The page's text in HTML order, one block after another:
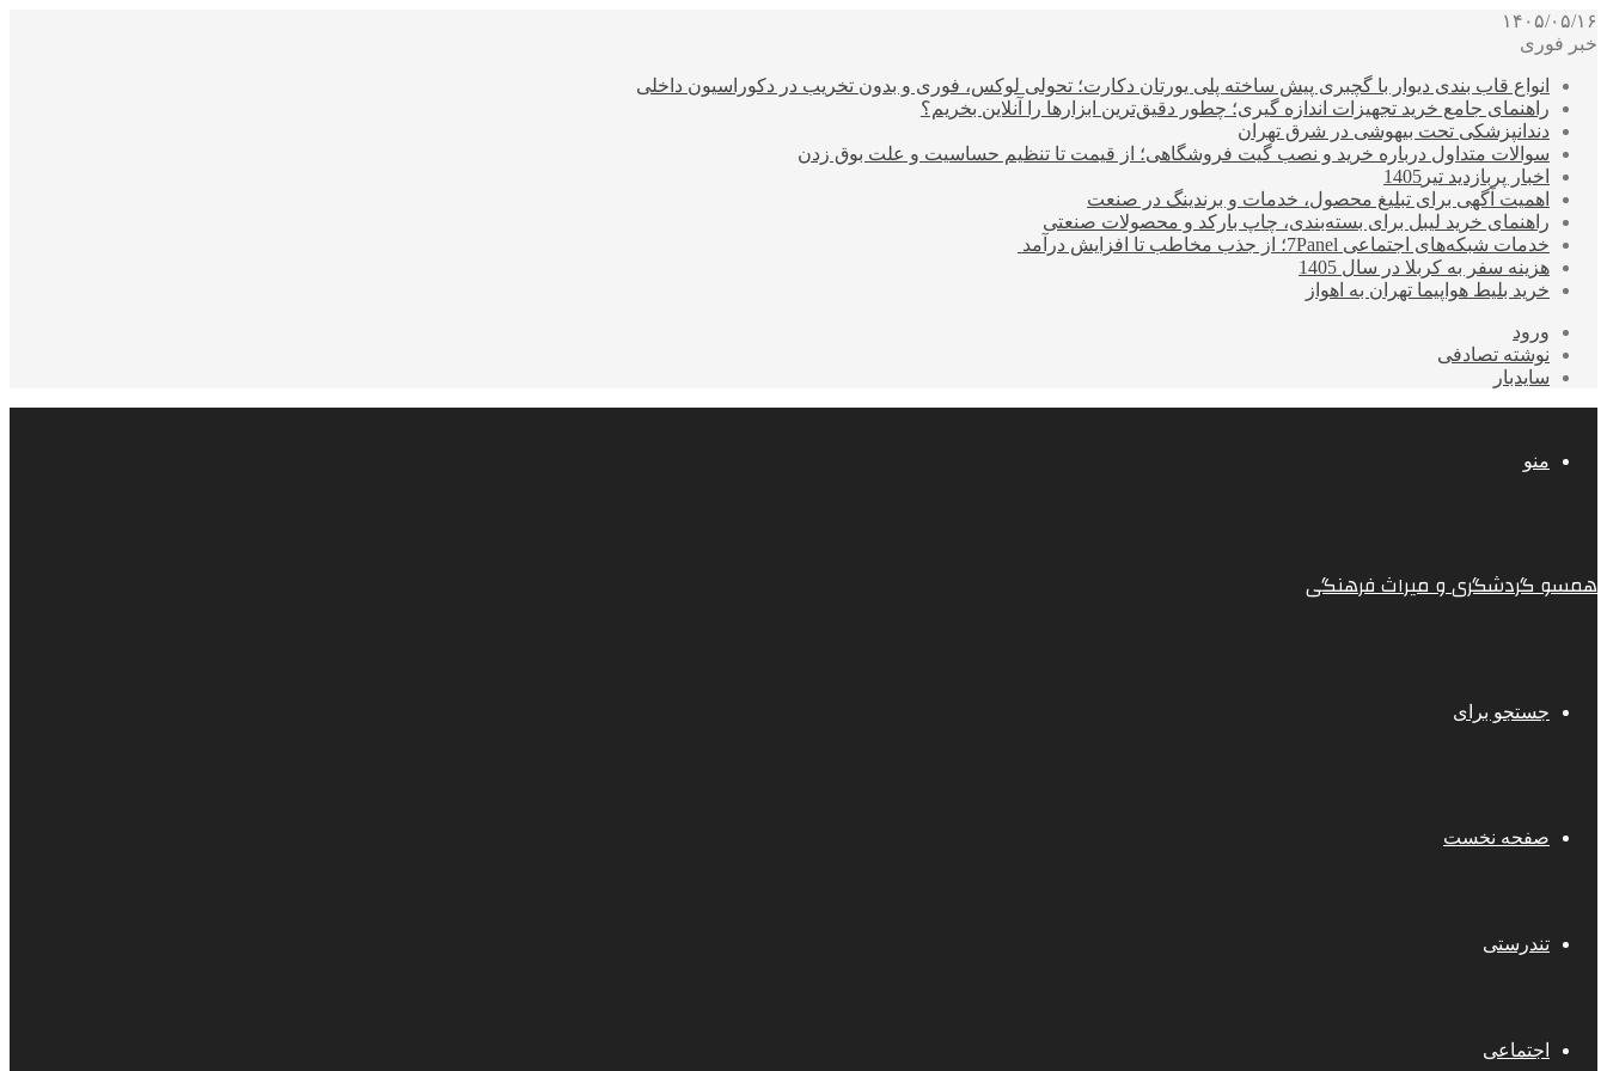
۱۴۰۵/۰۵/۱۶
خبر فوری
انواع قاب بندی دیوار با گچبری پیش ساخته پلی یورتان دکارت؛ تحولی لوکس، فوری و بدون تخریب در دکوراسیون داخلی
راهنمای جامع خرید تجهیزات اندازه گیری؛ چطور دقیق‌ترین ابزارها را آنلاین بخریم؟
دندانپزشکی تحت بیهوشی در شرق تهران
سوالات متداول درباره خرید و نصب گیت فروشگاهی؛ از قیمت تا تنظیم حساسیت و علت بوق زدن
اخبار پربازدید تیر1405
اهمیت آگهی برای تبلیغ محصول، خدمات و برندینگ در صنعت
راهنمای خرید لیبل برای بسته‌بندی، چاپ بارکد و محصولات صنعتی
خدمات شبکه‌های اجتماعی 7Panel؛ از جذب مخاطب تا افزایش درآمد
هزینه سفر به کربلا در سال 1405
خرید بلیط هواپیما تهران به اهواز
ورود
نوشته تصادفی
سایدبار
منو
همسو گردشگری و میراث فرهنگی
جستجو برای
صفحه نخست
تندرستی
اجتماعی